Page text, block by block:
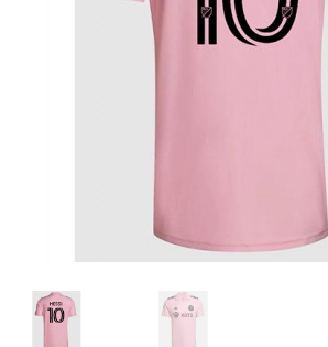
Zaključek nakupa